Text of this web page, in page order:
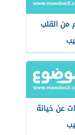
من القلب
عن خيانة